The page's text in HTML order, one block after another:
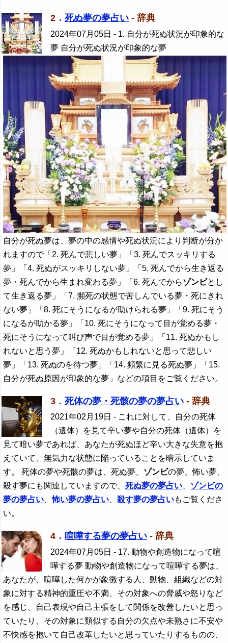
2． 死ぬ夢の夢占い - 辞典
2024年07月05日 - 1. 自分が死ぬ状況が印象的な
夢 自分が死ぬ状況が印象的な夢
自分が死ぬ夢は、夢の中の感情や死ぬ状況により判断が分か
れますので「2. 死んで悲しい夢」「3. 死んでスッキリする
夢」「4. 死ぬがスッキリしない夢」「5. 死んでから生き返る
夢・死んでから生まれ変わる夢」「6. 死んでからゾンビとし
て生き返る夢」「7. 瀕死の状態で苦しんでいる夢・死にきれ
ない夢」「8. 死にそうになるが助けられる夢」「9. 死にそう
になるが助かる夢」「10. 死にそうになって目が覚める夢・
死にそうになって叫び声で目が覚める夢」「11. 死ぬかもし
れないと思う夢」「12. 死ぬかもしれないと思って悲しい
夢」「13. 死ぬのを待つ夢」「14. 頻繁に見る死ぬ夢」「15.
自分が死ぬ原因が印象的な夢」などの項目をご覧ください。
3． 死体の夢・死骸の夢の夢占い - 辞典
2021年02月19日 - これに対して、自分の死体
（遺体）を見て辛い夢や自分の死体（遺体）を
見て暗い夢であれば、あなたが死ぬほど辛い大きな失意を抱
えていて、無気力な状態に陥っていることを暗示していま
す。 死体の夢や死骸の夢は、死ぬ夢、 ゾンビの夢、怖い夢、
殺す夢にも関連していますので、死ぬ夢の夢占い ゾンビの
夢の夢占い 、怖い夢の夢占い 、殺す夢の夢占いもご覧くださ
い。
4． 喧嘩する夢の夢占い - 辞典
2024年07月05日 - 17. 動物や創造物になって喧
嘩する夢 動物や創造物になって喧嘩する夢は、
あなたが、喧嘩した何かが象徴する人、動物、組織などの対
象に対する精神的重圧や不満、その対象への脅威や怒りなど
を感じ、自己表現や自己主張をして関係を改善したいと思っ
ていたり、その対象に類似する自分の欠点や未熟さに不安や
不快感を抱いて自己改革したいと思っていたりするものの、